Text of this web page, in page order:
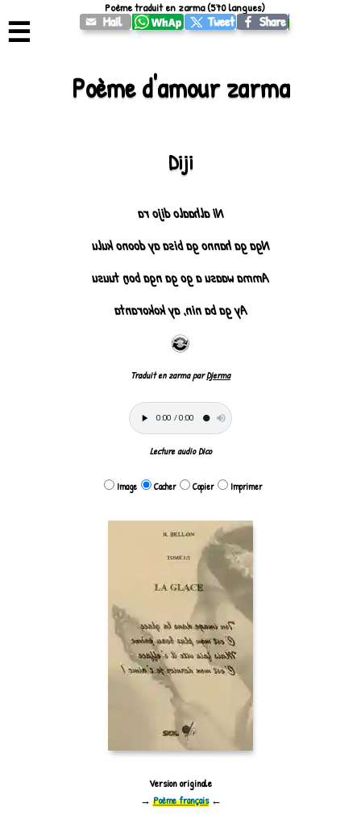
☰
Poème d'amour zarma
Diji
Ni alhaalo dijo ra
Nga ga hanno ga bisa ay doono kulu
Amma waasu a go ga nga boŋ tuusu
Ay ga ba nin, ay kokoranta
Traduit en zarma parDjerma
Lecture audio Dico
Image Cacher Copier Imprimer
Version originale
→ Poème français←
Poème traduit en zarma (570 langues)